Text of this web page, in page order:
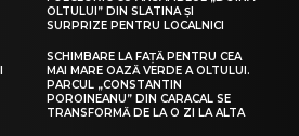
OLTULUI” DIN SLATINA ȘI
SURPRIZE PENTRU LOCALNICI
SCHIMBARE LA FAȚĂ PENTRU CEA
MAI MARE OAZĂ VERDE A OLTULUI.
PARCUL „CONSTANTIN
POROINEANU” DIN CARACAL SE
TRANSFORMĂ DE LA O ZI LA ALTA